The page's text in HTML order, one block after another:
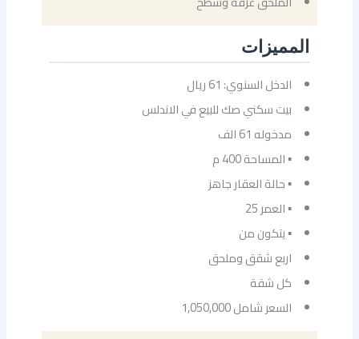
المميزات
الدخل السنوي: 61 ريال
بيت سكني صك للبيع في الاندلس
مدخوله 61 الف
▪ المساحة 400 م
▪ حالة العقار جاهز
▪ العمر 25
▪ يتكون من
اربع شقق وملحق
كل شقة
السعر شامل 1,050,000